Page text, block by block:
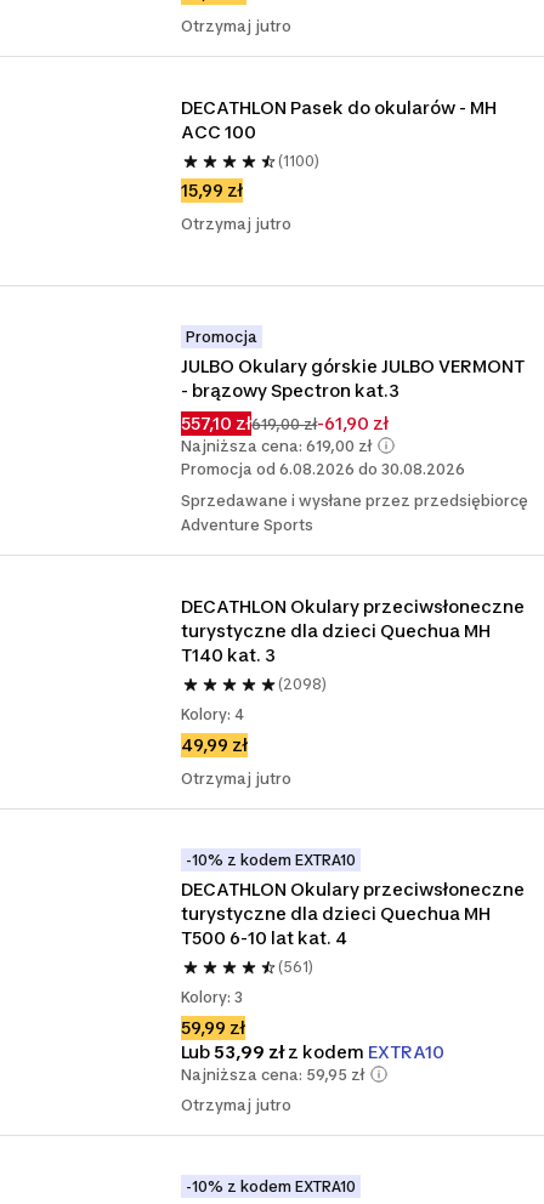
Otrzymaj jutro
DECATHLON Pasek do okularów - MH
ACC 100
(1100)
15,99 zł
Otrzymaj jutro
Promocja
JULBO Okulary górskie JULBO VERMONT
- brązowy Spectron kat.3
557,10 zł619,00 zł-61,90 zł
Najniższa cena: 619,00 zł
Promocja od 6.08.2026 do 30.08.2026
Sprzedawane i wysłane przez przedsiębiorcę
Adventure Sports
DECATHLON Okulary przeciwsłoneczne
turystyczne dla dzieci Quechua MH
T140 kat. 3
(2098)
Kolory: 4
49,99 zł
Otrzymaj jutro
-10% z kodem EXTRA10
DECATHLON Okulary przeciwsłoneczne
turystyczne dla dzieci Quechua MH
T500 6-10 lat kat. 4
(561)
Kolory: 3
59,99 zł
Lub53,99 złz kodem EXTRA10
Najniższa cena: 59,95 zł
Otrzymaj jutro
-10% z kodem EXTRA10